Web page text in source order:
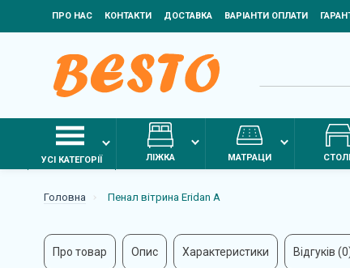
ПРО НАС КОНТАКТИ ДОСТАВКА ВАРІАНТИ ОПЛАТИ
УСІ КАТЕГОРІЇ ЛІЖКА МАТРАЦИ
Головна Пенал вітрина Eridan A
Про товар Опис Характеристики Відгуків